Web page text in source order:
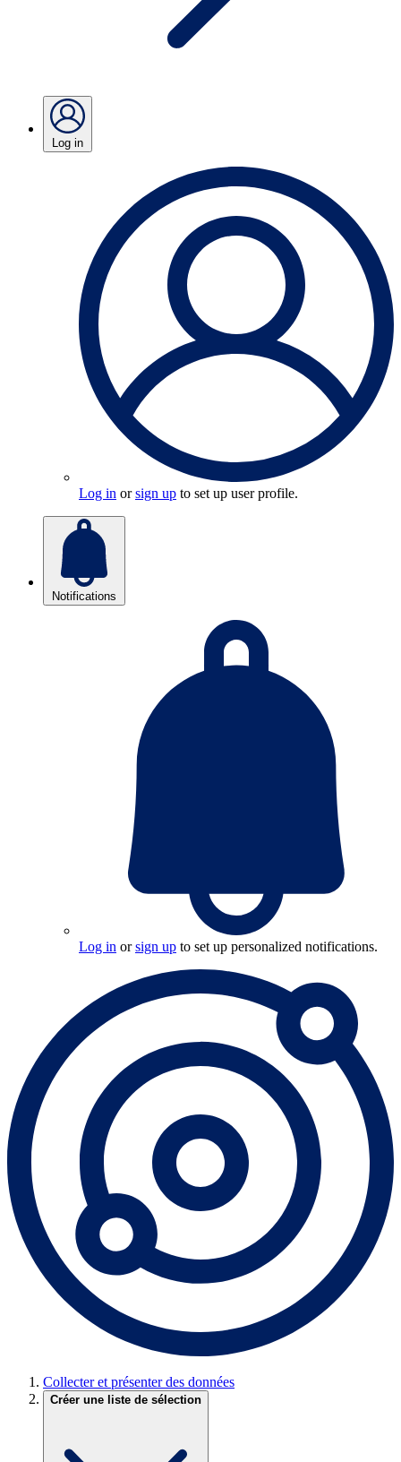
Log in
Log in orsign up to set up user profile.
Notifications
Log in orsign up to set up personalized notifications.
Collecter et présenter des données
Créer une liste de sélection